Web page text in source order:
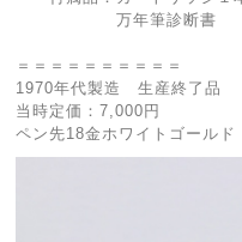
万年筆診断書
＝＝＝＝＝＝＝＝＝＝
1970年代製造 生産終了品
当時定価：7,000円
ペン先18金ホワイトゴールド